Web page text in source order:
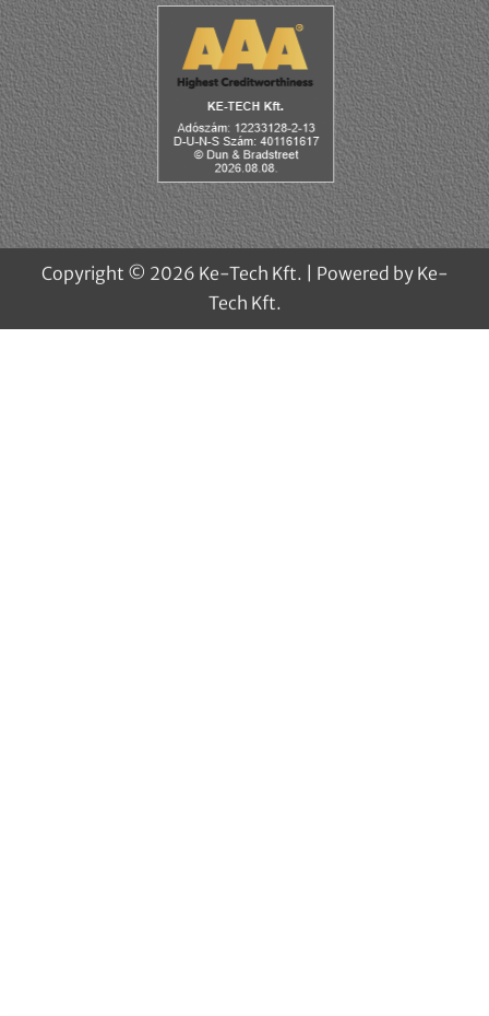
Copyright © 2026 Ke-Tech Kft. | Powered by Ke-
Tech Kft.